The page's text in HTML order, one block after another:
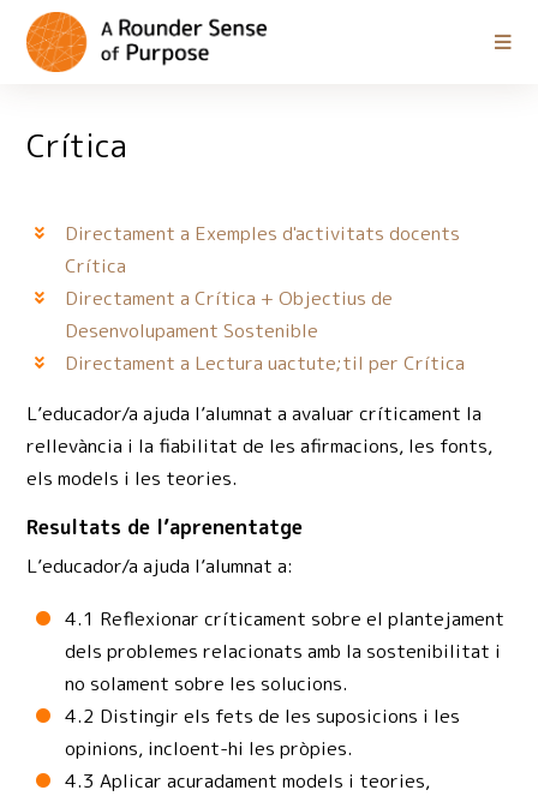
Crítica
Directament a Exemples d'activitats docents
Crítica
Directament a Crítica + Objectius de
Desenvolupament Sostenible
Directament a Lectura uactute;til per Crítica
L’educador/a ajuda l’alumnat a avaluar críticament la
rellevància i la fiabilitat de les afirmacions, les fonts,
els models i les teories.
Resultats de l’aprenentatge
L’educador/a ajuda l’alumnat a:
4.1 Reflexionar críticament sobre el plantejament
dels problemes relacionats amb la sostenibilitat i
no solament sobre les solucions.
4.2 Distingir els fets de les suposicions i les
opinions, incloent-hi les pròpies.
4.3 Aplicar acuradament models i teories,